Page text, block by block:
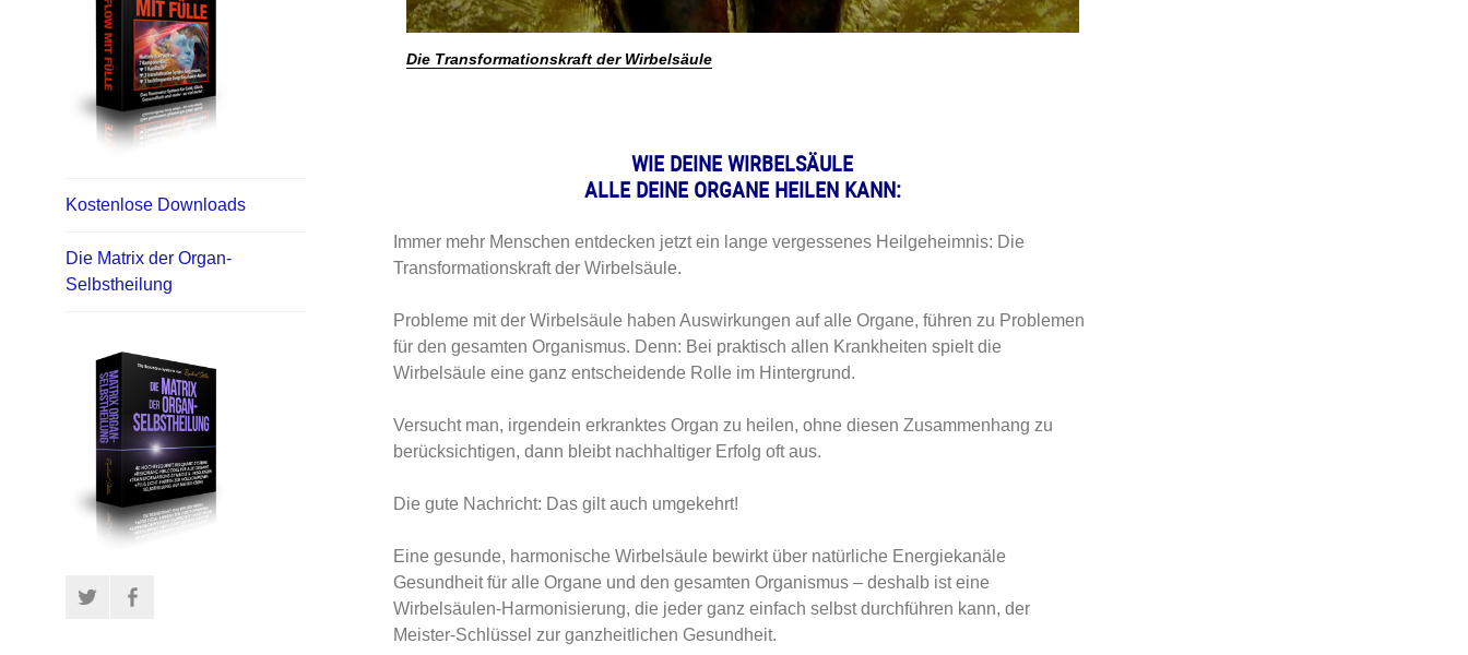
Kostenlose Downloads
Die Matrix der Organ-
Selbstheilung
Twitter
Die Transformationskraft der Wirbelsäule
WIE DEINE WIRBELSÄULE
ALLE DEINE ORGANE HEILEN KANN:
Immer mehr Menschen entdecken jetzt ein lange vergessenes Heilgeheimnis: Die
Transformationskraft der Wirbelsäule.
Probleme mit der Wirbelsäule haben Auswirkungen auf alle Organe, führen zu Problemen
für den gesamten Organismus. Denn: Bei praktisch allen Krankheiten spielt die
Wirbelsäule eine ganz entscheidende Rolle im Hintergrund.
Versucht man, irgendein erkranktes Organ zu heilen, ohne diesen Zusammenhang zu
berücksichtigen, dann bleibt nachhaltiger Erfolg oft aus.
Die gute Nachricht: Das gilt auch umgekehrt!
Eine gesunde, harmonische Wirbelsäule bewirkt über natürliche Energiekanäle
Gesundheit für alle Organe und den gesamten Organismus – deshalb ist eine
Wirbelsäulen-Harmonisierung, die jeder ganz einfach selbst durchführen kann, der
Meister-Schlüssel zur ganzheitlichen Gesundheit.